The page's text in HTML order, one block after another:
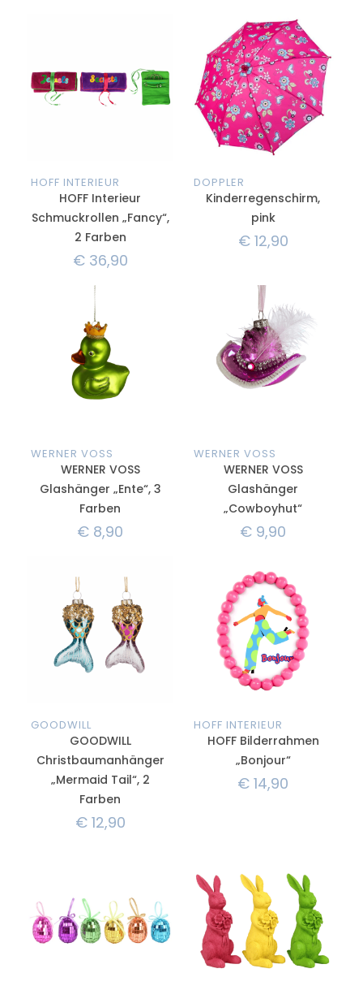
HOFF INTERIEUR
HOFF Interieur
Schmuckrollen „Fancy“,
2 Farben
€36,90
DOPPLER
Kinderregenschirm,
pink
€12,90
WERNER VOSS
WERNER VOSS
Glashänger „Ente“, 3
Farben
€ 8,90
WERNER VOSS
WERNER VOSS
Glashänger
„Cowboyhut“
€ 9,90
GOODWILL
GOODWILL
Christbaumanhänger
„Mermaid Tail“, 2
Farben
€12,90
HOFF INTERIEUR
HOFF Bilderrahmen
„Bonjour“
€ 14,90